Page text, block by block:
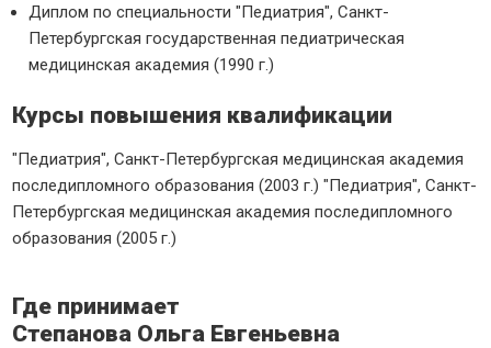
Диплом по специальности "Педиатрия", Санкт-
Петербургская государственная педиатрическая
медицинская академия (1990 г.)
Курсы повышения квалификации
"Педиатрия", Санкт-Петербургская медицинская академия
последипломного образования (2003 г.) "Педиатрия", Санкт-
Петербургская медицинская академия последипломного
образования (2005 г.)
Где принимает
Степанова Ольга Евгеньевна